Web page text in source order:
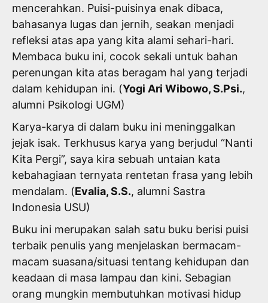
mencerahkan. Puisi-puisinya enak dibaca,
bahasanya lugas dan jernih, seakan menjadi
refleksi atas apa yang kita alami sehari-hari.
Membaca buku ini, cocok sekali untuk bahan
perenungan kita atas beragam hal yang terjadi
dalam kehidupan ini. (Yogi Ari Wibowo, S.Psi.,
alumni Psikologi UGM)
Karya-karya di dalam buku ini meninggalkan
jejak isak. Terkhusus karya yang berjudul “Nanti
Kita Pergi”, saya kira sebuah untaian kata
kebahagiaan ternyata rentetan frasa yang lebih
mendalam. (Evalia, S.S., alumni Sastra
Indonesia USU)
Buku ini merupakan salah satu buku berisi puisi
terbaik penulis yang menjelaskan bermacam-
macam suasana/situasi tentang kehidupan dan
keadaan di masa lampau dan kini. Sebagian
orang mungkin membutuhkan motivasi hidup